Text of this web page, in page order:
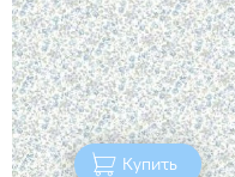
Купить